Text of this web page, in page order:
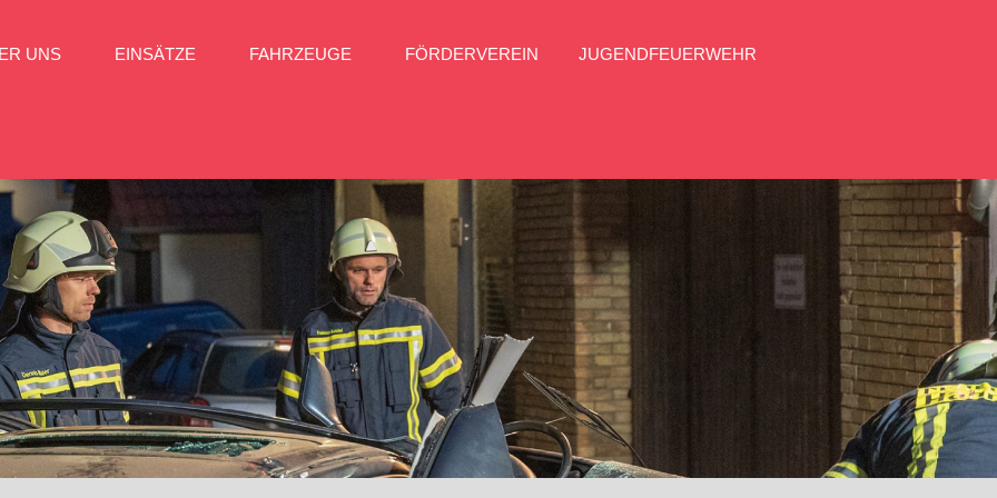
UNS EINSÄTZE FAHRZEUGE FÖRDERVEREIN JUGENDFEUERWEHR